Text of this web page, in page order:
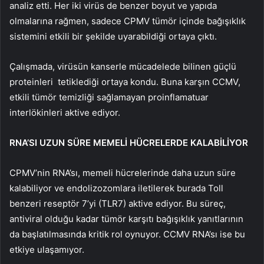
analiz etti. Her iki virüs de benzer boyut ve yapıda
olmalarına rağmen, sadece CPMV tümör içinde bağışıklık
sistemini etkili bir şekilde uyarabildiği ortaya çıktı.
Çalışmada, virüsün kanserle mücadelede bilinen güçlü
proteinleri tetiklediği ortaya kondu. Buna karşın CCMV,
etkili tümör temizliği sağlamayan proinflamatuar
interlökinleri aktive ediyor.
RNA’SI UZUN SÜRE MEMELİ HÜCRELERDE KALABİLİYOR
CPMV’nin RNA’sı, memeli hücrelerinde daha uzun süre
kalabiliyor ve endolizozomlara iletilerek burada Toll
benzeri reseptör 7’yi (TLR7) aktive ediyor. Bu süreç,
antiviral olduğu kadar tümör karşıtı bağışıklık yanıtlarının
da başlatılmasında kritik rol oynuyor. CCMV RNA’sı ise bu
etkiye ulaşamıyor.